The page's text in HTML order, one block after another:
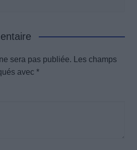
sera pas publiée.
Les champs
avec *